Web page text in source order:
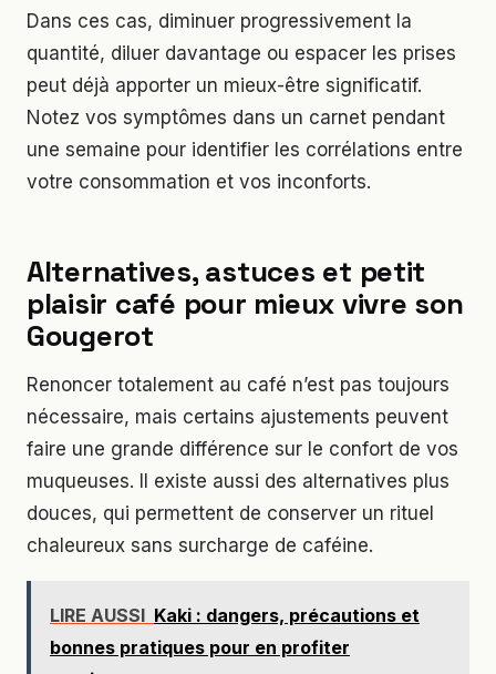
Dans ces cas, diminuer progressivement la
quantité, diluer davantage ou espacer les prises
peut déjà apporter un mieux-être significatif.
Notez vos symptômes dans un carnet pendant
une semaine pour identifier les corrélations entre
votre consommation et vos inconforts.
Alternatives, astuces et petit
plaisir café pour mieux vivre son
Gougerot
Renoncer totalement au café n’est pas toujours
nécessaire, mais certains ajustements peuvent
faire une grande différence sur le confort de vos
muqueuses. Il existe aussi des alternatives plus
douces, qui permettent de conserver un rituel
chaleureux sans surcharge de caféine.
LIRE AUSSI Kaki : dangers, précautions et
bonnes pratiques pour en profiter